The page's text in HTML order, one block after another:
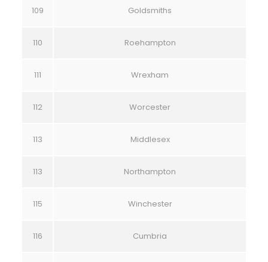
109 Goldsmiths
110 Roehampton
111 Wrexham
112 Worcester
113 Middlesex
113 Northampton
115 Winchester
116 Cumbria